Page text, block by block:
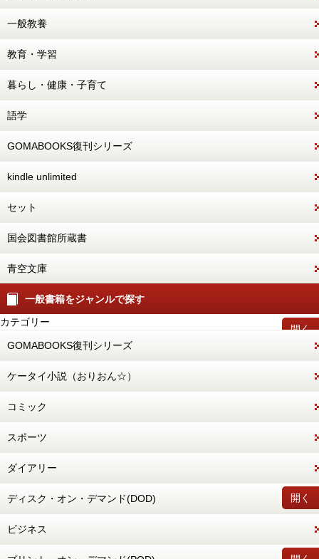
一般教養
教育・学習
暮らし・健康・子育て
語学
GOMABOOKS復刊シリーズ
kindle unlimited
セット
国会図書館所蔵書
青空文庫
一般書籍をジャンルで探す
開く
カテゴリー
GOMABOOKS復刊シリーズ
ケータイ小説（おりおん☆）
コミック
スポーツ
ダイアリー
開く
ディスク・オン・デマンド(DOD)
ビジネス